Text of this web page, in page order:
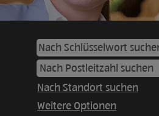
Nach Standort suchen
Weitere Optionen